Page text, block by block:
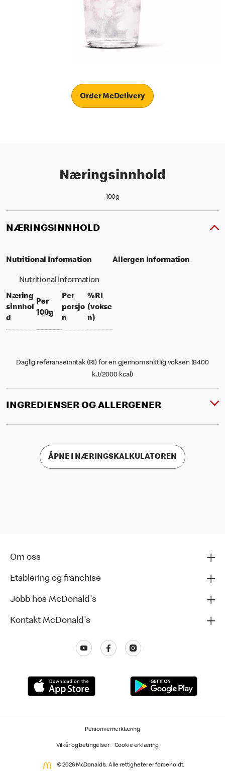
Order McDelivery
Næringsinnhold
100g
NÆRINGSINNHOLD
Nutritional Information
Nutritional Information
Næring
sinnhol
d
Per
100gper 100 grams
Per
porsjo
nper portion
%RI
(vokse
n)% daily value for an adult
Allergen Information
Daglig referanseinntak (RI) for en gjennomsnittlig voksen (8400
kJ/2000 kcal)
INGREDIENSER OG ALLERGENER
ÅPNE I NÆRINGSKALKULATOREN
Om oss
Etablering og franchise
Jobb hos McDonald's
Kontakt McDonald's
Personvernerklæring
Vilkår og betingelser Cookie erklæring
© 2026 McDonald's. Alle rettigheter er forbeholdt.